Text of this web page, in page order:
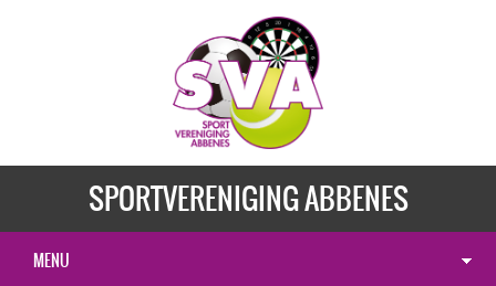
SPORTVERENIGING ABBENES
MENU